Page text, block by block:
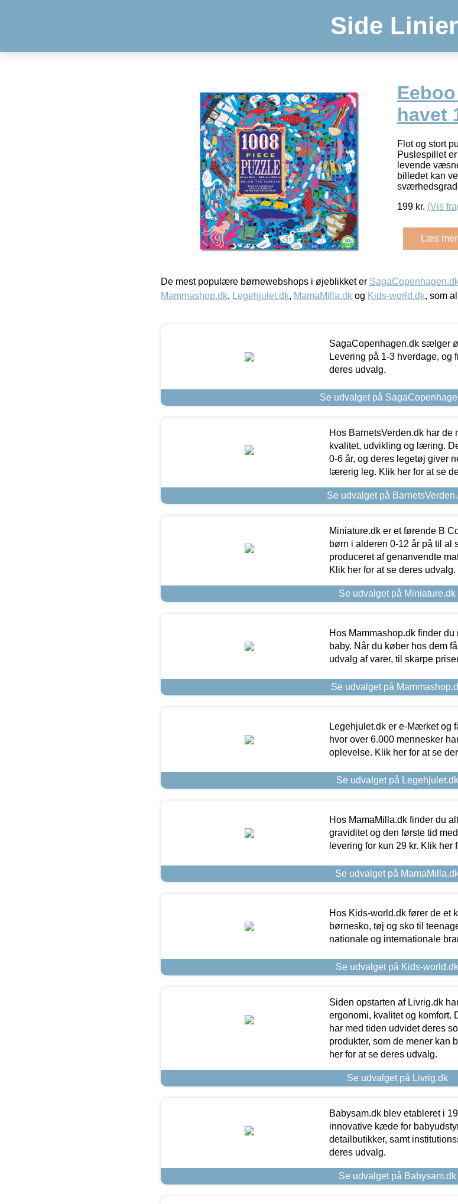
Side
havet
Flot og stort
Puslespillet
levende
billedet kan
199 kr. (Vis
Læs
De mest populære børnewebshops i øjeblikket er
Mammashop.dk, Legehjulet.dk, MamaMilla.dk og Kids-world.dk, som
SagaCopenhagen.dk sælger
Levering på 1-3 hverdage, og
deres udvalg.
Se udvalget på
Hos BarnetsVerden.dk har
kvalitet, udvikling og læring.
0-6 år, og deres legetøj giver
lærerig leg. Klik her for at se
Se udvalget på
Miniature.dk er et førende B
børn i alderen 0-12 år på til al
produceret af genanvendte
Klik her for at se deres udvalg.
Se udvalget på Miniature.dk
Hos Mammashop.dk finder
baby. Når du køber hos dem
udvalg af varer, til skarpe
Se udvalget på
Legehjulet.dk er e-Mærket og
hvor over 6.000 mennesker
oplevelse. Klik her for at se
Se udvalget på Legehjulet.dk
Hos MamaMilla.dk finder du
graviditet og den første tid
levering for kun 29 kr. Klik her
Se udvalget på
Hos Kids-world.dk fører de et
børnesko, tøj og sko til
nationale og internationale
Se udvalget på Kids-world.dk
Siden opstarten af Livrig.dk
ergonomi, kvalitet og komfort.
har med tiden udvidet deres
produkter, som de mener kan
her for at se deres udvalg.
Se udvalget på Livrig.dk
Babysam.dk blev etableret i
innovative kæde for
detailbutikker, samt
deres udvalg.
Se udvalget på Babysam.dk